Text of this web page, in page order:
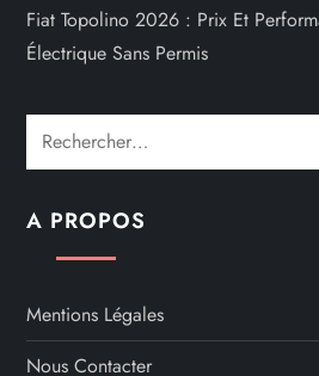
Fiat Topolino 2026 : Prix Et
Électrique Sans Permis
Rechercher :
A PROPOS
Mentions Légales
Nous Contacter